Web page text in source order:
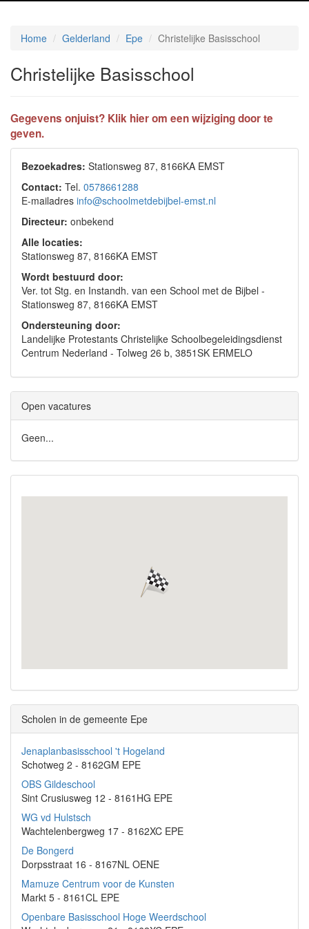
Home Gelderland Epe Christelijke Basisschool
Christelijke Basisschool
Gegevens onjuist? Klik hier om een wijziging door te
geven.
Bezoekadres: Stationsweg 87, 8166KA EMST
Contact: Tel. 0578661288
E-mailadres info@schoolmetdebijbel-emst.nl
Directeur: onbekend
Alle locaties:
Stationsweg 87, 8166KA EMST
Wordt bestuurd door:
Ver. tot Stg. en Instandh. van een School met de Bijbel -
Stationsweg 87, 8166KA EMST
Ondersteuning door:
Landelijke Protestants Christelijke Schoolbegeleidingsdienst
Centrum Nederland - Tolweg 26 b, 3851SK ERMELO
Open vacatures
Geen...
Scholen in de gemeente Epe
Jenaplanbasisschool 't Hogeland
Schotweg 2 - 8162GM EPE
OBS Gildeschool
Sint Crusiusweg 12 - 8161HG EPE
WG vd Hulstsch
Wachtelenbergweg 17 - 8162XC EPE
De Bongerd
Dorpsstraat 16 - 8167NL OENE
Mamuze Centrum voor de Kunsten
Markt 5 - 8161CL EPE
Openbare Basisschool Hoge Weerdschool